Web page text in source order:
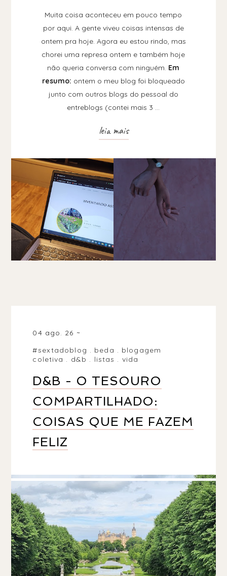
Muita coisa aconteceu em pouco tempo
por aqui. A gente viveu coisas intensas de
ontem pra hoje. Agora eu estou rindo, mas
chorei uma represa ontem e também hoje
não queria conversa com ninguém. Em
resumo: ontem o meu blog foi bloqueado
junto com outros blogs do pessoal do
entreblogs (contei mais 3 …
leia mais
04 ago. 26
#sextadoblog . beda . blogagem
coletiva . d&b . listas . vida
D&B - O TESOURO
COMPARTILHADO:
COISAS QUE ME FAZEM
FELIZ